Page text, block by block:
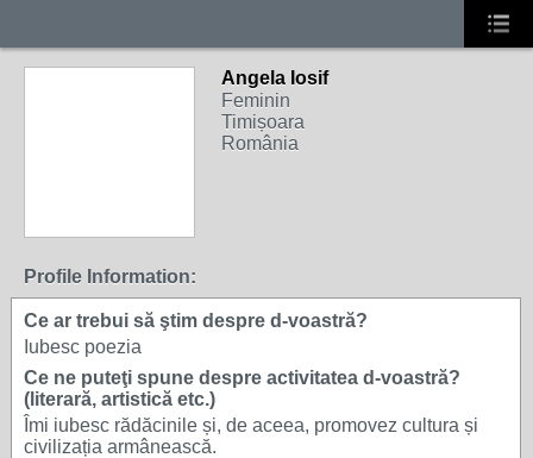
Angela Iosif
Feminin
Timișoara
România
Profile Information:
Ce ar trebui să ştim despre d-voastră?
Iubesc poezia
Ce ne puteţi spune despre activitatea d-voastră?
(literară, artistică etc.)
Îmi iubesc rădăcinile și, de aceea, promovez cultura și
civilizația armânească.